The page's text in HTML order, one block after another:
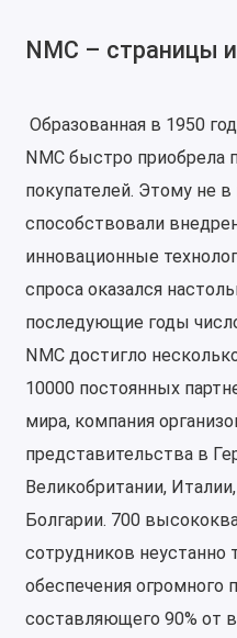
NMC – страницы
Образованная в 1950
NMC быстро приобрела
покупателей. Этому не
способствовали
инновационные
спроса оказался
последующие годы
NMC достигло
10000 постоянных
мира, компания
представительства в
Великобритании,
Болгарии. 700
сотрудников неустанно
обеспечения огромного
составляющего 90% от